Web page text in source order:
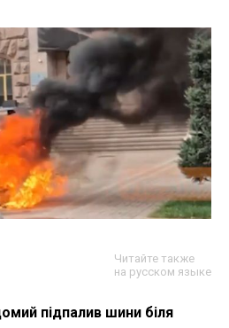
Читайте также
на русском языке
підпалив шини біля